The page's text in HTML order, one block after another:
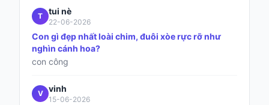
T tui nè
22-06-2026
Con gì đẹp nhất loài chim, đuôi xòe rực rỡ như
nghìn cánh hoa?
con công
V vinh
15-06-2026